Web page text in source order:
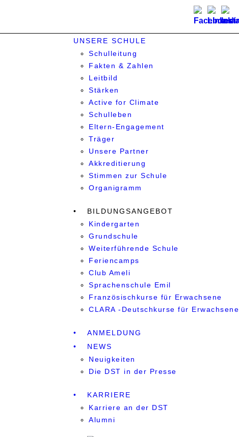
UNSERE SCHULE
Schulleitung
Fakten & Zahlen
Leitbild
Stärken
Active for Climate
Schulleben
Eltern-Engagement
Träger
Unsere Partner
Akkre­di­tier­ung
Stimmen zur Schule
Organigramm
BILDUNGSANGEBOT
Kindergarten
Grundschule
Weiterführende Schule
Feriencamps
Club Ameli
Sprachenschule Emil
Französischkurse für Erwachsene
CLARA -Deutschkurse für Erwachsene
ANMELDUNG
NEWS
Neuigkeiten
Die DST in der Presse
KARRIERE
Karriere an der DST
Alumni